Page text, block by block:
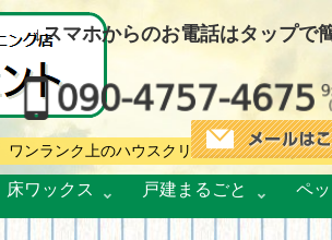
↓スマホからのお電話はタップで
ンランク上のハウスクリーニングで選ばれ
床ワックス 戸建まるごと ペ